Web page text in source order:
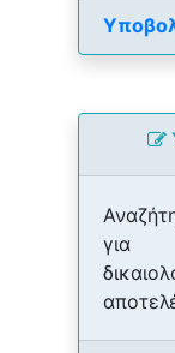
για